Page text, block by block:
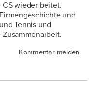
CS wieder beitet.
und
Tennis und
Kommentar melden